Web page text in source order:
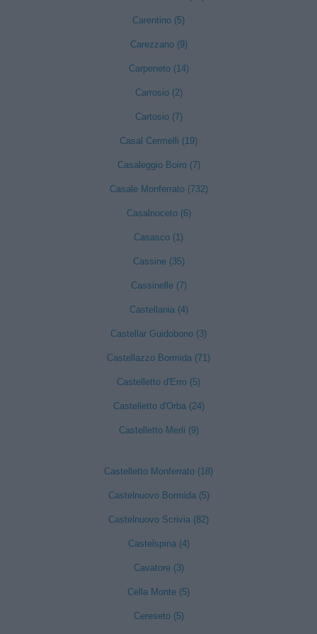
Carentino (5)
Carezzano (9)
Carpeneto (14)
Carrosio (2)
Cartosio (7)
Casal Cermelli (19)
Casaleggio Boiro (7)
Casale Monferrato (732)
Casalnoceto (6)
Casasco (1)
Cassine (35)
Cassinelle (7)
Castellania (4)
Castellar Guidobono (3)
Castellazzo Bormida (71)
Castelletto d'Erro (5)
Castelletto d'Orba (24)
Castelletto Merli (9)
Castelletto Monferrato (18)
Castelnuovo Bormida (5)
Castelnuovo Scrivia (82)
Castelspina (4)
Cavatore (3)
Cella Monte (5)
Cereseto (5)